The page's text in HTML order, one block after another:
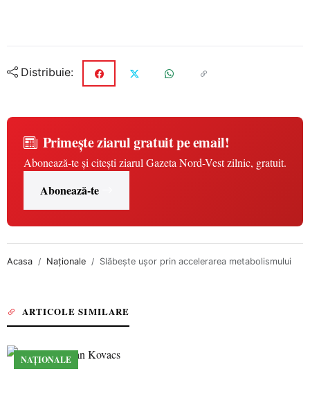
Distribuie:
Primește ziarul gratuit pe email!
Abonează-te și citești ziarul Gazeta Nord-Vest zilnic, gratuit.
Abonează-te
Acasa Naționale Slăbeşte uşor prin accelerarea metabolismului
ARTICOLE SIMILARE
NAȚIONALE